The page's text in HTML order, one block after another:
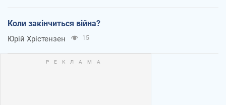
Коли закінчиться війна?
Юрій Хрістензен 15